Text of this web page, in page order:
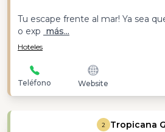
Tu escape frente al mar! Ya sea
o exp más...
Hoteles
Teléfono Website
2 Tropicana